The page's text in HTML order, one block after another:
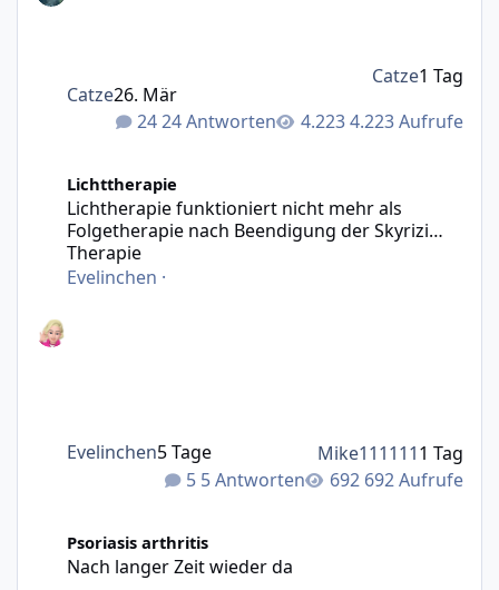
24 Antworten 4.223 Aufrufe
Catze26. Mär
Catze1 Tag
Lichttherapie
Lichtherapie funktioniert nicht mehr als
Folgetherapie nach Beendigung der Skyrizi
Therapie
Evelinchen ·
5 Antworten 692 Aufrufe
Evelinchen5 Tage Mike1111111 Tag
Psoriasis arthritis
Nach langer Zeit wieder da